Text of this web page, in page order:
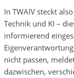
In TWAIV steckt
Technik und KI –
informierend
nicht passen,
dazwischen,